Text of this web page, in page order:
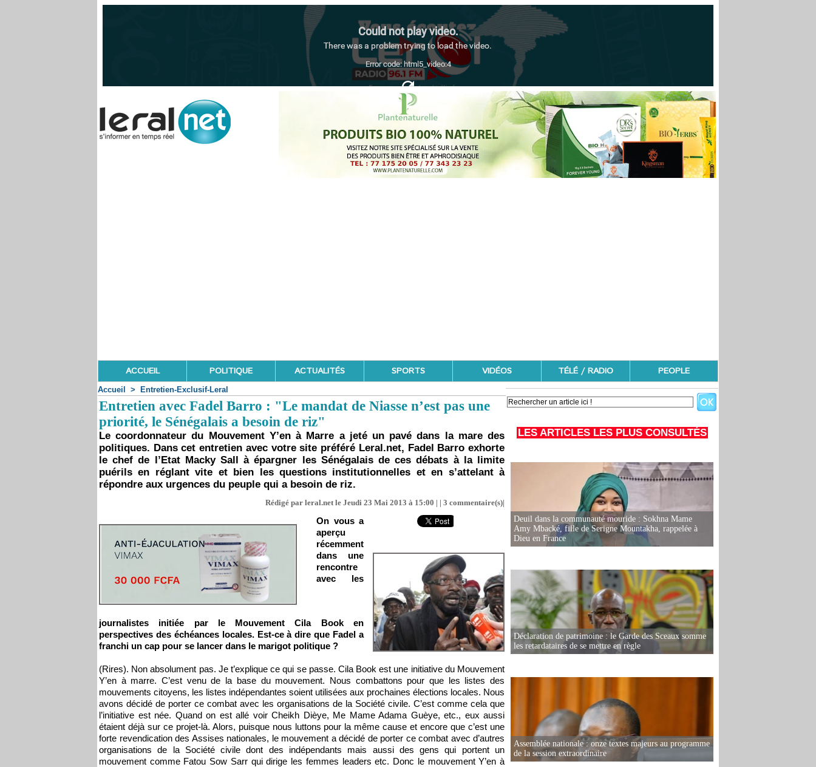
ACCUEIL POLITIQUE ACTUALITÉS SPORTS VIDÉOS TÉLÉ / RADIO PEOPLE
Accueil > Entretien-Exclusif-Leral
Entretien avec Fadel Barro : "Le mandat de Niasse n’est pas une
priorité, le Sénégalais a besoin de riz"
Le coordonnateur du Mouvement Y’en à Marre a jeté un pavé dans la mare des
politiques. Dans cet entretien avec votre site préféré Leral.net, Fadel Barro exhorte
le chef de l’Etat Macky Sall à épargner les Sénégalais de ces débats à la limite
puérils en réglant vite et bien les questions institutionnelles et en s’attelant à
répondre aux urgences du peuple qui a besoin de riz.
Rédigé par leral.net le Jeudi 23 Mai 2013 à 15:00 | | 3 commentaire(s)|
On vous a
aperçu
récemment
dans une
rencontre
avec les
journalistes initiée par le Mouvement Cila Book en
perspectives des échéances locales. Est-ce à dire que Fadel a
franchi un cap pour se lancer dans le marigot politique ?
(Rires). Non absolument pas. Je t’explique ce qui se passe. Cila Book est une initiative du Mouvement
Y’en à marre. C’est venu de la base du mouvement. Nous combattons pour que les listes des
mouvements citoyens, les listes indépendantes soient utilisées aux prochaines élections locales. Nous
avons décidé de porter ce combat avec les organisations de la Société civile. C’est comme cela que
l’initiative est née. Quand on est allé voir Cheikh Dièye, Me Mame Adama Guèye, etc., eux aussi
étaient déjà sur ce projet-là. Alors, puisque nous luttons pour la même cause et encore que c’est une
forte revendication des Assises nationales, le mouvement a décidé de porter ce combat avec d’autres
organisations de la Société civile dont des indépendants mais aussi des gens qui portent un
mouvement comme Fatou Sow Sarr qui dirige les femmes leaders etc. Donc le mouvement Y’en à
LES ARTICLES LES PLUS CONSULTÉS
Deuil dans la communauté mouride : Sokhna Mame
Amy Mbacké, fille de Serigne Mountakha, rappelée à
Dieu en France
Déclaration de patrimoine : le Garde des Sceaux somme
les retardataires de se mettre en règle
Assemblée nationale : onze textes majeurs au programme
de la session extraordinaire